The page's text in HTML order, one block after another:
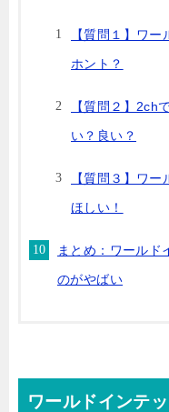
【質問１】ワ
ホント？
【質問２】2ch
い？良い？
【質問３】ワ
ほしい！
まとめ：ワールド
のがやばい
ワールドインテ